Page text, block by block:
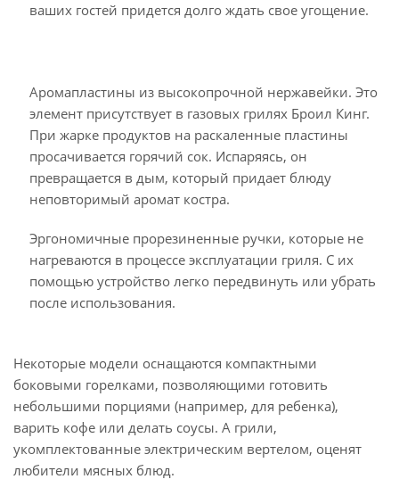
ваших гостей придется долго ждать свое угощение.
Аромапластины из высокопрочной нержавейки. Это
элемент присутствует в газовых грилях Броил Кинг.
При жарке продуктов на раскаленные пластины
просачивается горячий сок. Испаряясь, он
превращается в дым, который придает блюду
неповторимый аромат костра.
Эргономичные прорезиненные ручки, которые не
нагреваются в процессе эксплуатации гриля. С их
помощью устройство легко передвинуть или убрать
после использования.
Некоторые модели оснащаются компактными
боковыми горелками, позволяющими готовить
небольшими порциями (например, для ребенка),
варить кофе или делать соусы. А грили,
укомплектованные электрическим вертелом, оценят
любители мясных блюд.